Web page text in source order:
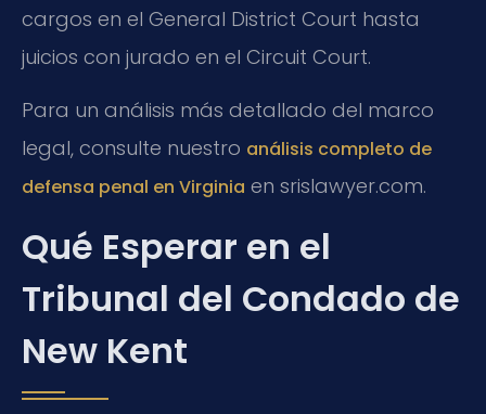
cargos en el General District Court hasta
juicios con jurado en el Circuit Court.
Para un análisis más detallado del marco
legal, consulte nuestro análisis completo de
defensa penal en Virginia en srislawyer.com.
Qué Esperar en el
Tribunal del Condado de
New Kent